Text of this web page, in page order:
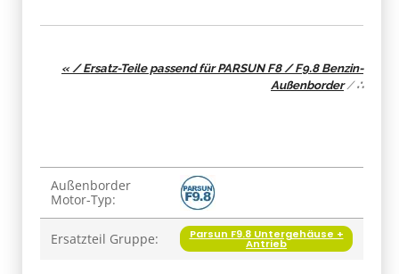
« / Ersatz-Teile passend für PARSUN F8 / F9.8 Benzin-
Außenborder/∴
Produkteigenschaft
Wert
Außenborder
Motor-Typ:
Ersatzteil Gruppe: Parsun F9.8 Untergehäuse +
Antrieb